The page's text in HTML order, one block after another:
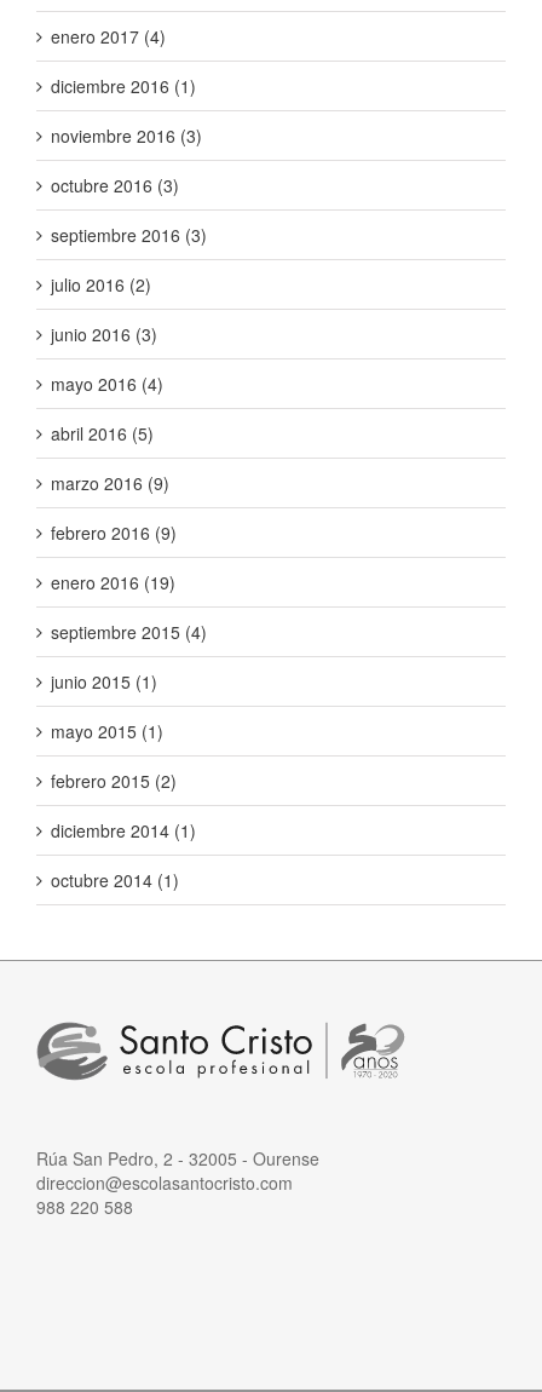
enero 2017 (4)
diciembre 2016 (1)
noviembre 2016 (3)
octubre 2016 (3)
septiembre 2016 (3)
julio 2016 (2)
junio 2016 (3)
mayo 2016 (4)
abril 2016 (5)
marzo 2016 (9)
febrero 2016 (9)
enero 2016 (19)
septiembre 2015 (4)
junio 2015 (1)
mayo 2015 (1)
febrero 2015 (2)
diciembre 2014 (1)
octubre 2014 (1)
Rúa San Pedro, 2 - 32005 - Ourense
direccion@escolasantocristo.com
988 220 588